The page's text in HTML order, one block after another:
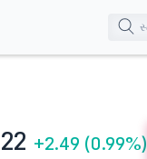
22 +2.49 (0.99%)